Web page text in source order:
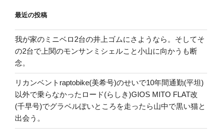
最近の投稿
我が家のミニベロ2台の井上ゴムにさようなら。そしてそ
の2台で上関のモンサンミシェルこと小山に向かうも断
念。
リカンベントraptobike(美希号)のせいで10年間通勤(平坦)
以外で乗らなかったロード(らしき)GIOS MITO FLAT改
(千早号)でグラベルぽいところを走ったら山中で黒い猫と
出会う。